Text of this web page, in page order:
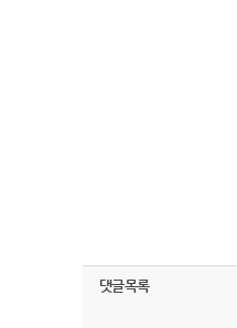
댓글목록